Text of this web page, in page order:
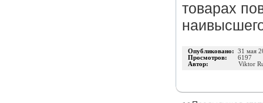
товарах
Опубликовано: 31 мая
Просмотров: 6197
Автор:
Viktor